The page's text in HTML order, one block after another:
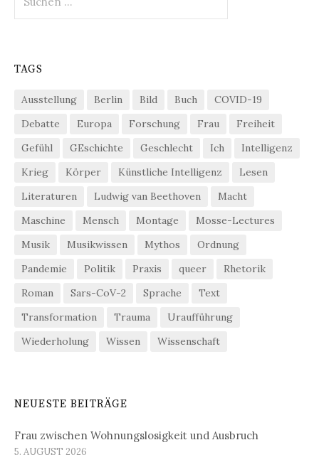
nach:
TAGS
Ausstellung Berlin Bild Buch
COVID-19
Debatte
Europa Forschung Frau
Freiheit
Gefühl
GEschichte Geschlecht Ich
Intelligenz
Krieg
Körper Künstliche Intelligenz
Lesen
Literaturen
Ludwig van Beethoven
Macht
Maschine
Mensch Montage
Mosse-Lectures
Musik
Musikwissen Mythos
Ordnung
Pandemie
Politik Praxis queer
Rhetorik
Roman
Sars-CoV-2 Sprache
Text
Transformation
Trauma
Uraufführung
Wiederholung
Wissen Wissenschaft
NEUESTE BEITRÄGE
Frau zwischen Wohnungslosigkeit und Ausbruch
5. AUGUST 2026